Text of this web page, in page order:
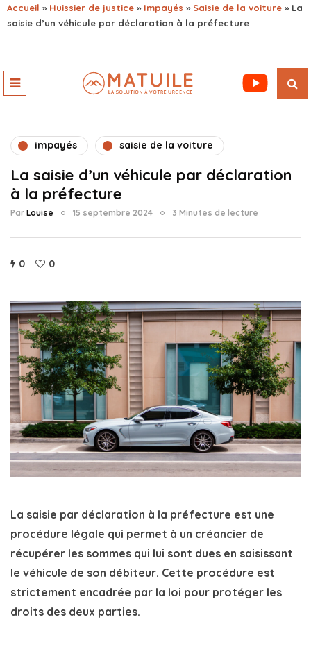
Accueil » Huissier de justice » Impayés » Saisie de la voiture » La
saisie d’un véhicule par déclaration à la préfecture
impayés saisie de la voiture
La saisie d’un véhicule par déclaration
à la préfecture
Par Louise 15 septembre 2024 3 Minutes de lecture
0 0
La saisie par déclaration à la préfecture est une
procédure légale qui permet à un créancier de
récupérer les sommes qui lui sont dues en saisissant
le véhicule de son débiteur. Cette procédure est
strictement encadrée par la loi pour protéger les
droits des deux parties.